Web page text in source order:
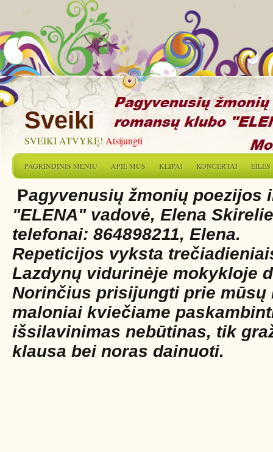
Sveiki
SVEIKI ATVYKĘ! Atsijungti
PAGRINDINIS MENIU APIE MUS KLIPAI KONCERTAI EILES
Pagyvenusių žmonių poezijos
"ELENA" vadovė, Elena
telefonai: 864898211, Elena.
Repeticijos vyksta
Lazdynų vidurinėje mokykloje
Norinčius prisijungti prie mūsų
maloniai kviečiame
išsilavinimas nebūtinas, tik
klausa bei noras dainuoti.